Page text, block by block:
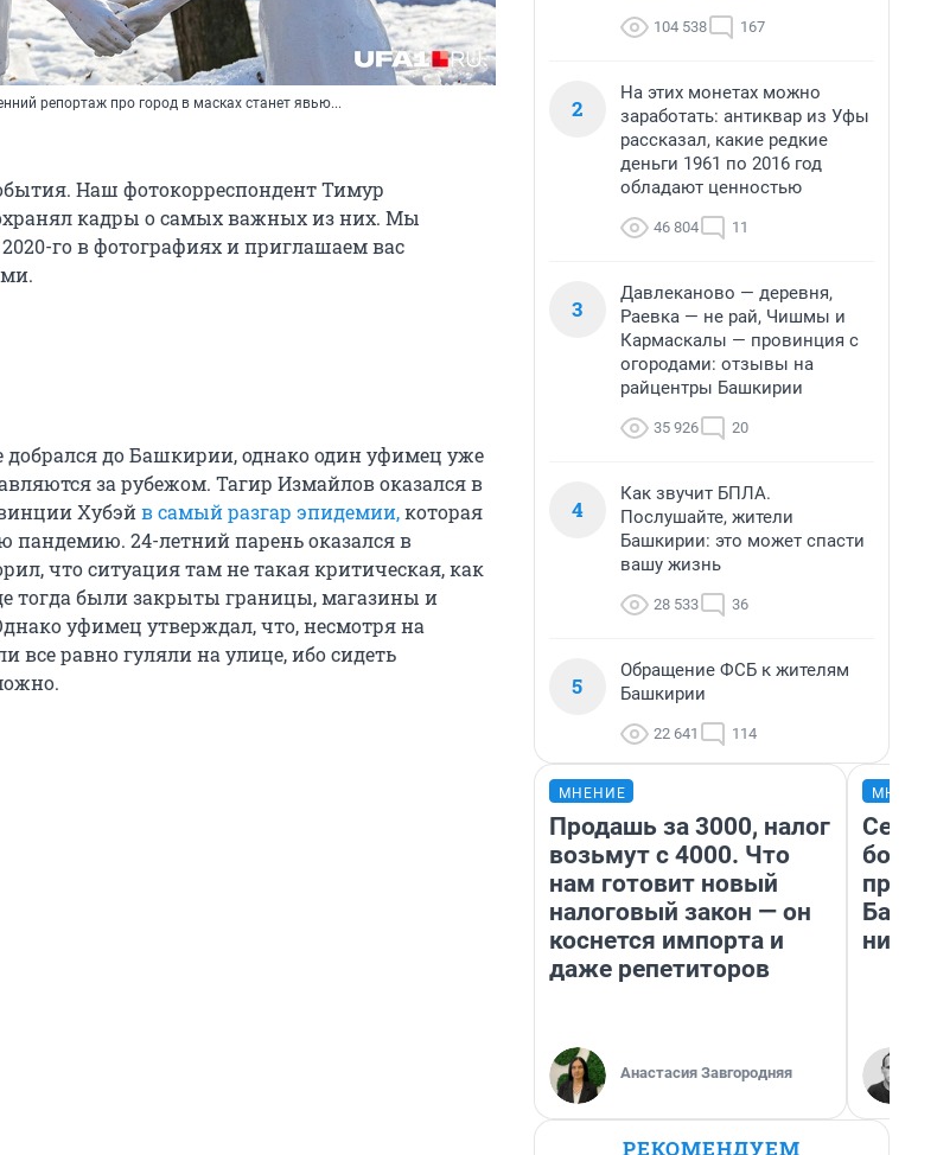
репортаж про город в масках станет явью...
Наш фотокорреспондент Тимур
кадры о самых важных из них. Мы
го в фотографиях и приглашаем вас
добрался до Башкирии, однако один уфимец уже
за рубежом. Тагир Измайлов оказался в
Хубэйв самый разгар эпидемии,которая
пандемию. 24-летний парень оказался в
что ситуация там не такая критическая, как
тогда были закрыты границы, магазины и
уфимец утверждал, что, несмотря на
равно гуляли на улице, ибо сидеть
104 538 167
2
На этих монетах можно
заработать: антиквар из Уфы
рассказал, какие редкие
деньги 1961 по 2016 год
обладают ценностью
46 804 11
3
Давлеканово — деревня,
Раевка — не рай, Чишмы и
Кармаскалы — провинция с
огородами: отзывы на
райцентры Башкирии
35 926 20
4
Как звучит БПЛА.
Послушайте, жители
Башкирии: это может спасти
вашу жизнь
28 533 36
5
Обращение ФСБ к жителям
Башкирии
22 641 114
МНЕНИЕ
Продашь за 3000, налог
возьмут с 4000. Что
нам готовит новый
налоговый закон — он
коснется импорта и
даже репетиторов
Анастасия Завгородняя
них
РЕКОМЕНДУЕМ